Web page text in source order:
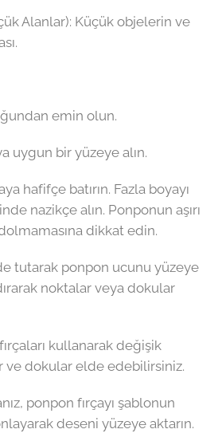
Alanlar): Küçük objelerin ve
emin olun.
uygun bir yüzeye alın.
hafifçe batırın. Fazla boyayı
nazikçe alın. Ponponun aşırı
dikkat edin.
tutarak ponpon ucunu yüzeye
noktalar veya dokular
kullanarak değişik
ve dokular elde edebilirsiniz.
ponpon fırçayı şablonun
deseni yüzeye aktarın.